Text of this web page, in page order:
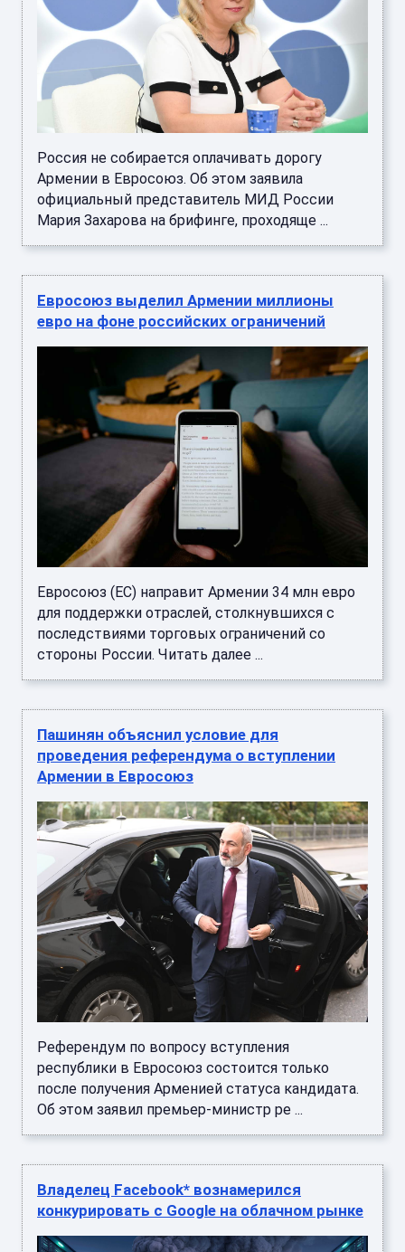
Россия не собирается оплачивать дорогу
Армении в Евросоюз. Об этом заявила
официальный представитель МИД России
Мария Захарова на брифинге, проходяще ...
Евросоюз выделил Армении миллионы
евро на фоне российских ограничений
Евросоюз (ЕС) направит Армении 34 млн евро
для поддержки отраслей, столкнувшихся с
последствиями торговых ограничений со
стороны России. Читать далее ...
Пашинян объяснил условие для
проведения референдума о вступлении
Армении в Евросоюз
Референдум по вопросу вступления
республики в Евросоюз состоится только
после получения Арменией статуса кандидата.
Об этом заявил премьер-министр ре ...
Владелец Facebook* вознамерился
конкурировать с Google на облачном рынке